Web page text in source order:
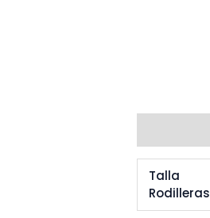
Talla
Rodilleras